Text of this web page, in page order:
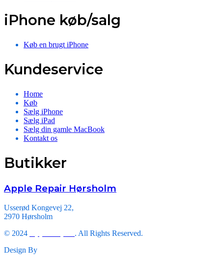
iPhone køb/salg
Køb en brugt iPhone
Kundeservice
Home
Køb
Sælg iPhone
Sælg iPad
Sælg din gamle MacBook
Kontakt os
Butikker
Apple Repair Hørsholm
Usserød Kongevej 22,
2970 Hørsholm
© 2024
. All Rights Reserved.
Design By